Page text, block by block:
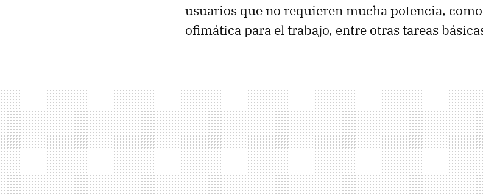
usuarios que no requieren mucha potencia,
ofimática para el trabajo, entre otras tareas